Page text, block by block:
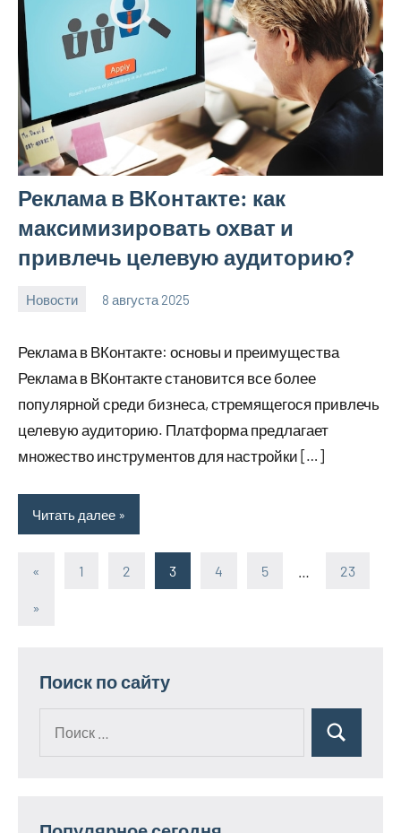
Реклама в ВКонтакте: как
максимизировать охват и
привлечь целевую аудиторию?
Новости 8 августа 2025
Реклама в ВКонтакте: основы и преимущества
Реклама в ВКонтакте становится все более
популярной среди бизнеса, стремящегося привлечь
целевую аудиторию. Платформа предлагает
множество инструментов для настройки […]
Читать далее
«
Предыдущие
1 2 3 4 5 23
Следующие
»
Поиск по сайту
Поиск